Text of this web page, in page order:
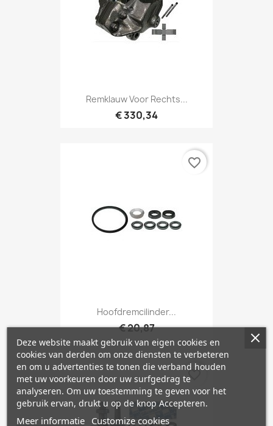
Remklauw Voor Rechts...
€ 330,34
Hoofdremcilinder...
€ 20,87
favorite_border
favorite_border
Deze website maakt gebruik van eigen cookies en
cookies van derden om onze diensten te verbeteren
en om u advertenties te tonen die verband houden
met uw voorkeuren door uw surfgedrag te
analyseren. Om uw toestemming te geven voor het
gebruik ervan, drukt u op de knop Accepteren.
Meer informatie Customize cookies